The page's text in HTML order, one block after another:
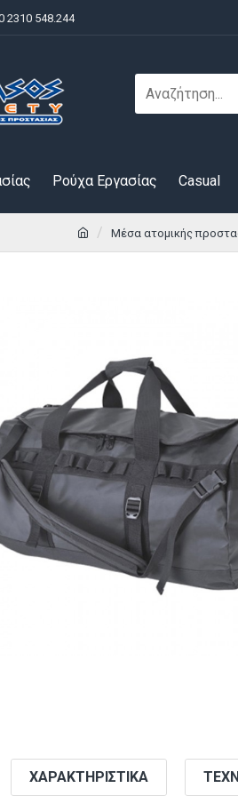
2310 548.244
Ρούχα Εργασίας Casual
Μέσα ατομικής
ΧΑΡΑΚΤΗΡΙΣΤΙΚΆ